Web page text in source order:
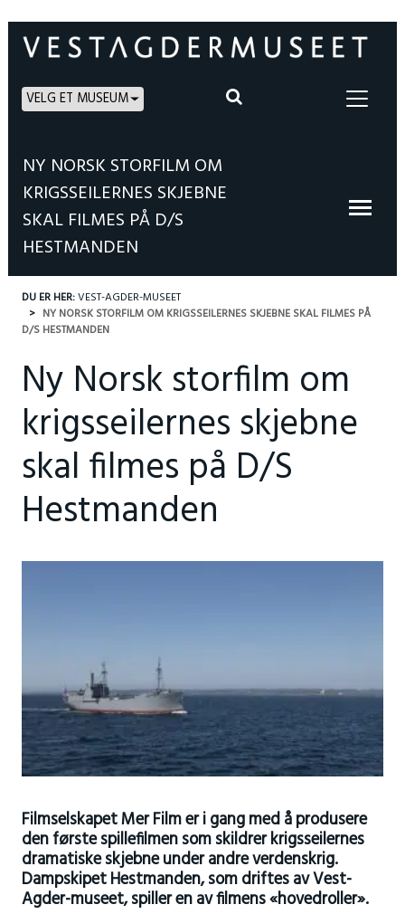
VELG ET MUSEUM
NY NORSK STORFILM OM
KRIGSSEILERNES SKJEBNE
SKAL FILMES PÅ D/S
HESTMANDEN
DU ER HER:VEST-AGDER-MUSEET
NY NORSK STORFILM OM KRIGSSEILERNES SKJEBNE SKAL FILMES PÅ
D/S HESTMANDEN
Ny Norsk storfilm om
krigsseilernes skjebne
skal filmes på D/S
Hestmanden
Filmselskapet Mer Film er i gang med å produsere
den første spillefilmen som skildrer krigsseilernes
dramatiske skjebne under andre verdenskrig.
Dampskipet Hestmanden, som driftes av Vest-
Agder-museet, spiller en av filmens «hovedroller».